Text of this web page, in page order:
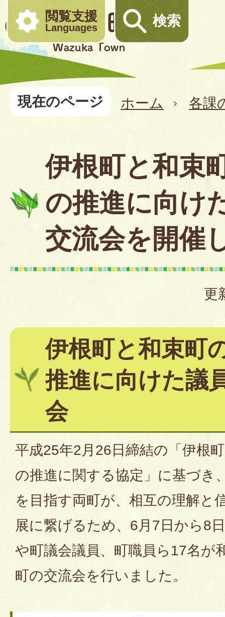
閲覧支援
Languages 検索
現在のページ ホーム 各課
伊根町と和束
の推進に向け
交流会を開催
更
伊根町と和束町
推進に向けた議
会
平成25年2月26日締結の「伊根
の推進に関する協定」に基づき
を目指す両町が、相互の理解と
展に繋げるため、6月7日から8
や町議会議員、町職員ら17名が
町の交流会を行いました。